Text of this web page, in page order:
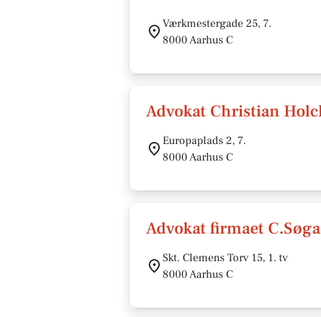
Værkmestergade 25, 7.
8000 Aarhus C
Advokat Christian
Europaplads 2, 7.
8000 Aarhus C
Advokat firmaet
Skt. Clemens Torv 15, 1. tv
8000 Aarhus C